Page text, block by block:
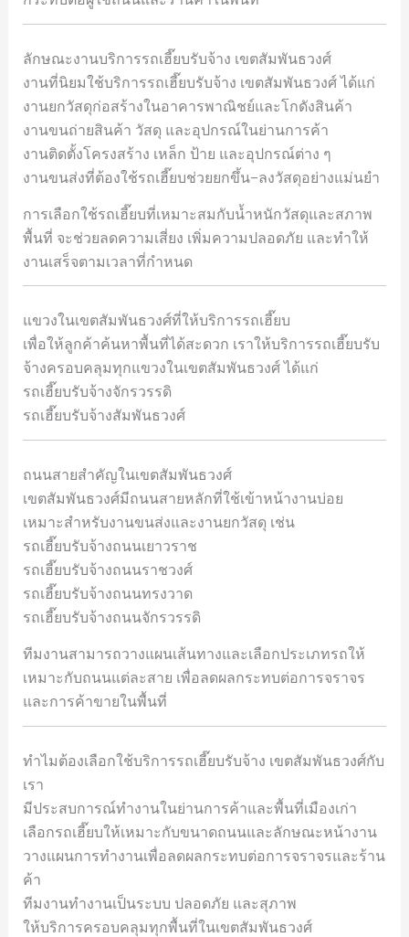
ลักษณะงานบริการรถเฮี๊ยบรับจ้าง เขตสัมพันธวงศ์
งานที่นิยมใช้บริการรถเฮี๊ยบรับจ้าง เขตสัมพันธวงศ์ ได้แก่
งานยกวัสดุก่อสร้างในอาคารพาณิชย์และโกดังสินค้า
งานขนถ่ายสินค้า วัสดุ และอุปกรณ์ในย่านการค้า
งานติดตั้งโครงสร้าง เหล็ก ป้าย และอุปกรณ์ต่าง ๆ
งานขนส่งที่ต้องใช้รถเฮี๊ยบช่วยยกขึ้น–ลงวัสดุอย่างแม่นยำ
การเลือกใช้รถเฮี๊ยบที่เหมาะสมกับน้ำหนักวัสดุและสภาพ
พื้นที่ จะช่วยลดความเสี่ยง เพิ่มความปลอดภัย และทำให้
งานเสร็จตามเวลาที่กำหนด
แขวงในเขตสัมพันธวงศ์ที่ให้บริการรถเฮี๊ยบ
เพื่อให้ลูกค้าค้นหาพื้นที่ได้สะดวก เราให้บริการรถเฮี๊ยบรับ
จ้างครอบคลุมทุกแขวงในเขตสัมพันธวงศ์ ได้แก่
รถเฮี๊ยบรับจ้างจักรวรรดิ
รถเฮี๊ยบรับจ้างสัมพันธวงศ์
ถนนสายสำคัญในเขตสัมพันธวงศ์
เขตสัมพันธวงศ์มีถนนสายหลักที่ใช้เข้าหน้างานบ่อย
เหมาะสำหรับงานขนส่งและงานยกวัสดุ เช่น
รถเฮี๊ยบรับจ้างถนนเยาวราช
รถเฮี๊ยบรับจ้างถนนราชวงศ์
รถเฮี๊ยบรับจ้างถนนทรงวาด
รถเฮี๊ยบรับจ้างถนนจักรวรรดิ
ทีมงานสามารถวางแผนเส้นทางและเลือกประเภทรถให้
เหมาะกับถนนแต่ละสาย เพื่อลดผลกระทบต่อการจราจร
และการค้าขายในพื้นที่
ทำไมต้องเลือกใช้บริการรถเฮี๊ยบรับจ้าง เขตสัมพันธวงศ์กับ
เรา
มีประสบการณ์ทำงานในย่านการค้าและพื้นที่เมืองเก่า
เลือกรถเฮี๊ยบให้เหมาะกับขนาดถนนและลักษณะหน้างาน
วางแผนการทำงานเพื่อลดผลกระทบต่อการจราจรและร้าน
ค้า
ทีมงานทำงานเป็นระบบ ปลอดภัย และสุภาพ
ให้บริการครอบคลุมทุกพื้นที่ในเขตสัมพันธวงศ์